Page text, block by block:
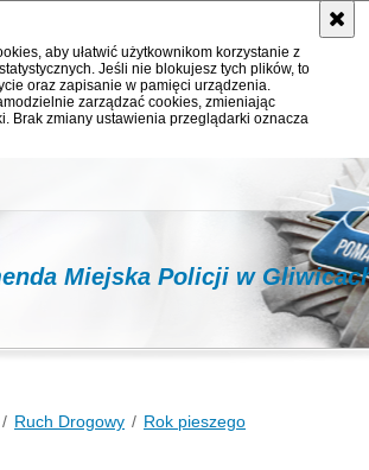
aby ułatwić użytkownikom korzystanie z
Jeśli nie blokujesz tych plików, to
oraz zapisanie w pamięci urządzenia.
zarządzać cookies, zmieniając
Brak zmiany ustawienia przeglądarki oznacza
Miejska Policji w
Ruch Drogowy Rok pieszego